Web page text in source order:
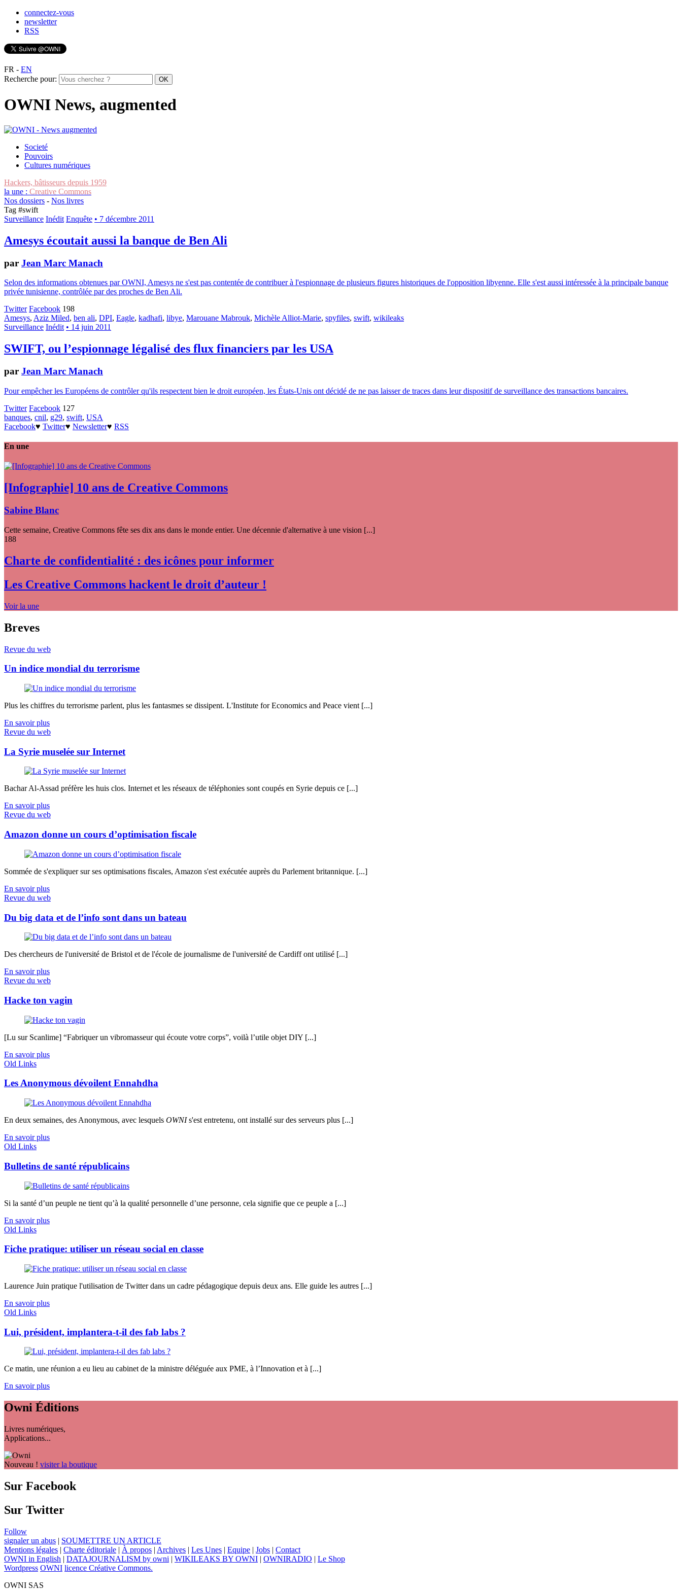
connectez-vous
newsletter
RSS
FR - EN
Recherche pour:
OWNI News, augmented
Societé
Pouvoirs
Cultures numériques
Hackers, bâtisseurs depuis 1959
la une : Creative Commons
Nos dossiers - Nos livres
Tag #swift
Surveillance Inédit Enquête • 7 décembre 2011
Amesys écoutait aussi la banque de Ben Ali
par Jean Marc Manach
Selon des informations obtenues par OWNI, Amesys ne s'est pas contentée de contribuer à l'espionnage de plusieurs figures historiques de l'opposition libyenne. Elle s'est aussi intéressée à la principale banque
privée tunisienne, contrôlée par des proches de Ben Ali.
Twitter Facebook 198
Amesys, Aziz Miled, ben ali, DPI, Eagle, kadhafi, libye, Marouane Mabrouk, Michèle Alliot-Marie, spyfiles, swift, wikileaks
Surveillance Inédit • 14 juin 2011
SWIFT, ou l’espionnage légalisé des flux financiers par les USA
par Jean Marc Manach
Pour empêcher les Européens de contrôler qu'ils respectent bien le droit européen, les États-Unis ont décidé de ne pas laisser de traces dans leur dispositif de surveillance des transactions bancaires.
Twitter Facebook 127
banques, cnil, g29, swift, USA
Facebook♥ Twitter♥ Newsletter♥ RSS
En une
[Infographie] 10 ans de Creative Commons
Sabine Blanc
Cette semaine, Creative Commons fête ses dix ans dans le monde entier. Une décennie d'alternative à une vision [...]
188
Charte de confidentialité : des icônes pour informer
Les Creative Commons hackent le droit d’auteur !
Voir la une
Breves
Revue du web
Un indice mondial du terrorisme
Plus les chiffres du terrorisme parlent, plus les fantasmes se dissipent. L'Institute for Economics and Peace vient [...]
En savoir plus
Revue du web
La Syrie muselée sur Internet
Bachar Al-Assad préfère les huis clos. Internet et les réseaux de téléphonies sont coupés en Syrie depuis ce [...]
En savoir plus
Revue du web
Amazon donne un cours d’optimisation fiscale
Sommée de s'expliquer sur ses optimisations fiscales, Amazon s'est exécutée auprès du Parlement britannique. [...]
En savoir plus
Revue du web
Du big data et de l’info sont dans un bateau
Des chercheurs de l'université de Bristol et de l'école de journalisme de l'université de Cardiff ont utilisé [...]
En savoir plus
Revue du web
Hacke ton vagin
[Lu sur Scanlime] “Fabriquer un vibromasseur qui écoute votre corps”, voilà l’utile objet DIY [...]
En savoir plus
Old Links
Les Anonymous dévoilent Ennahdha
En deux semaines, des Anonymous, avec lesquels OWNIs'est entretenu, ont installé sur des serveurs plus [...]
En savoir plus
Old Links
Bulletins de santé républicains
Si la santé d’un peuple ne tient qu’à la qualité personnelle d’une personne, cela signifie que ce peuple a [...]
En savoir plus
Old Links
Fiche pratique: utiliser un réseau social en classe
Laurence Juin pratique l'utilisation de Twitter dans un cadre pédagogique depuis deux ans. Elle guide les autres [...]
En savoir plus
Old Links
Lui, président, implantera-t-il des fab labs ?
Ce matin, une réunion a eu lieu au cabinet de la ministre déléguée aux PME, à l’Innovation et à [...]
En savoir plus
Owni Éditions
Livres numériques,
Applications...
Nouveau ! visiter la boutique
Sur Facebook
Sur Twitter
Follow
signaler un abus | SOUMETTRE UN ARTICLE
Mentions légales | Charte éditoriale | À propos | Archives | Les Unes | Equipe | Jobs | Contact
OWNI in English | DATAJOURNALISM by owni | WIKILEAKS BY OWNI | OWNIRADIO | Le Shop
Wordpress OWNI licence Créative Commons.
OWNI SAS